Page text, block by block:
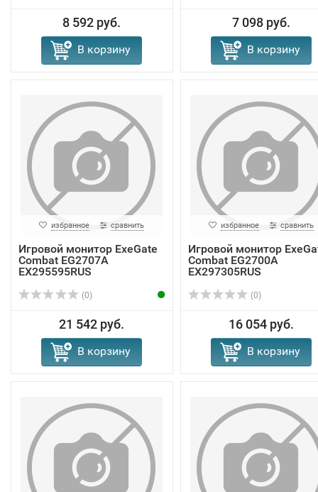
8 592 руб.
В корзину
7 098 руб.
В корзину
избранное сравнить
Игровой монитор ExeGate
Combat EG2707A
EX295595RUS
(0)
21 542 руб.
В корзину
избранное сравнить
Игровой монитор
Combat EG2700A
EX297305RUS
(0)
16 054 руб.
В корзину